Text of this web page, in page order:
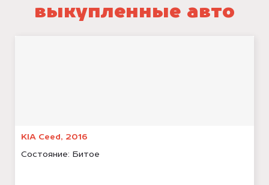
выкупленные авто
KIA Ceed, 2016
Состояние: Битое